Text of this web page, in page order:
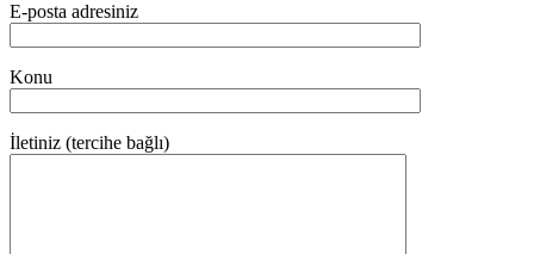
E-posta adresiniz
Konu
İletiniz (tercihe bağlı)